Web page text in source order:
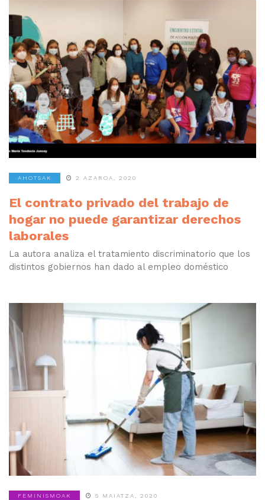
AHOTSAK 2 AZAROA, 2020
El contrato privado del trabajo de
hogar no puede garantizar derechos
laborales
La autora analiza el tratamiento discriminatorio que los
distintos gobiernos han dado al empleo doméstico
FEMINISMOAK 5 MAIATZA, 2020